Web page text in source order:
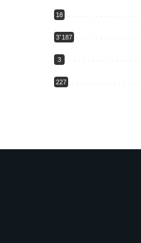
18
3٬187
3
227